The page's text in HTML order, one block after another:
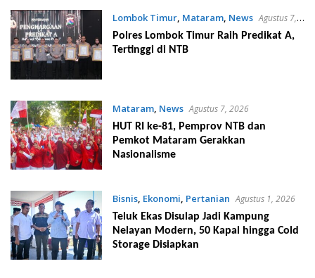
Lombok Timur, Mataram, News Agustus 7,
2026
Polres Lombok Timur Raih Predikat A,
Tertinggi di NTB
Mataram, News Agustus 7, 2026
HUT RI ke-81, Pemprov NTB dan
Pemkot Mataram Gerakkan
Nasionalisme
Bisnis, Ekonomi, Pertanian Agustus 1, 2026
Teluk Ekas Disulap Jadi Kampung
Nelayan Modern, 50 Kapal hingga Cold
Storage Disiapkan